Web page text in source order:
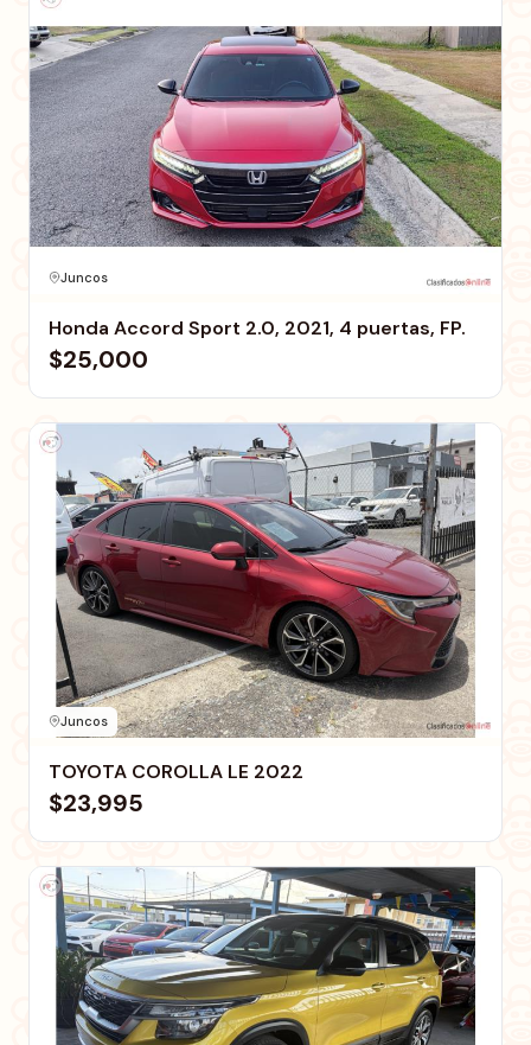
Juncos
Honda Accord Sport 2.0, 2021, 4 puertas, FP.
$25,000
Juncos
TOYOTA COROLLA LE 2022
$23,995